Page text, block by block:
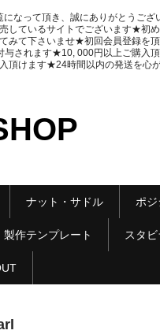
なって頂き、誠にありがとうご
しているサイトでございます★初
みて下さいませ★初回会員登録を
与されます★10, 000円以上ご購入
頂けます★24時間以内の発送を心
ナット・サドル ポジ
製作テンプレート スタ